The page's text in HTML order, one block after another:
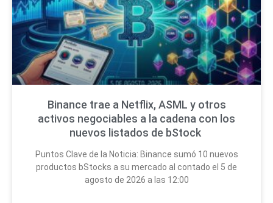
Binance trae a Netflix, ASML y otros
activos negociables a la cadena con los
nuevos listados de bStock
Puntos Clave de la Noticia: Binance sumó 10 nuevos
productos bStocks a su mercado al contado el 5 de
agosto de 2026 a las 12:00